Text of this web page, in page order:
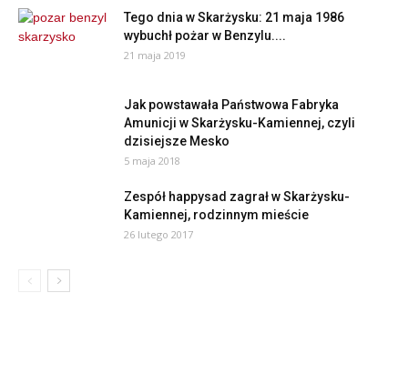
Tego dnia w Skarżysku: 21 maja 1986
wybuchł pożar w Benzylu....
21 maja 2019
Jak powstawała Państwowa Fabryka
Amunicji w Skarżysku-Kamiennej, czyli
dzisiejsze Mesko
5 maja 2018
Zespół happysad zagrał w Skarżysku-
Kamiennej, rodzinnym mieście
26 lutego 2017